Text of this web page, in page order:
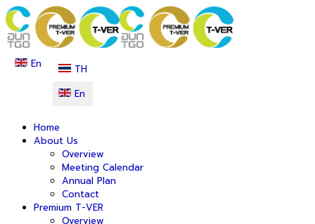
En
TH
En
Home
About Us
Overview
Meeting Calendar
Annual Plan
Contact
Premium T-VER
Overview